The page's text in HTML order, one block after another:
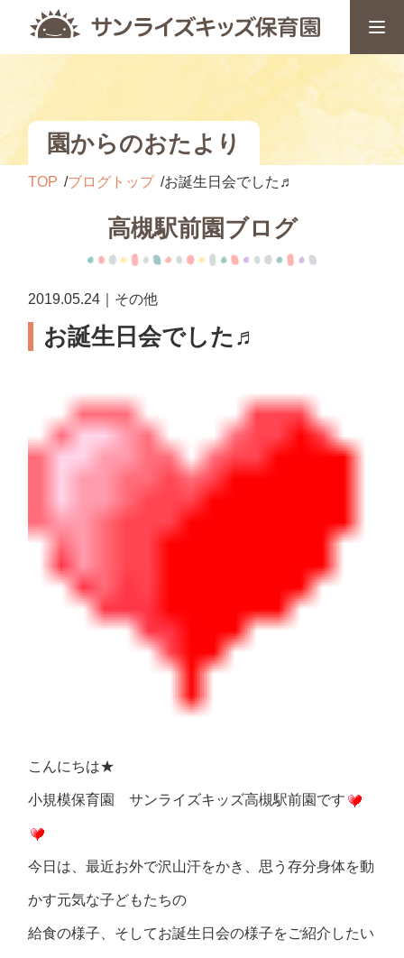
園からのおたより
TOP ブログトップ お誕生日会でした♬
高槻駅前園ブログ
2019.05.24｜その他
お誕生日会でした♬
こんにちは★
小規模保育園 サンライズキッズ高槻駅前園です
今日は、最近お外で沢山汗をかき、思う存分身体を動
かす元気な子どもたちの
給食の様子、そしてお誕生日会の様子をご紹介したい